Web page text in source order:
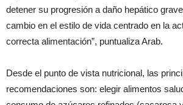
detener su progresión a daño hepático
cambio en el estilo de vida centrado en la
correcta alimentación”, puntualiza Arab.
Desde el punto de vista nutricional, las
recomendaciones son: elegir alimentos